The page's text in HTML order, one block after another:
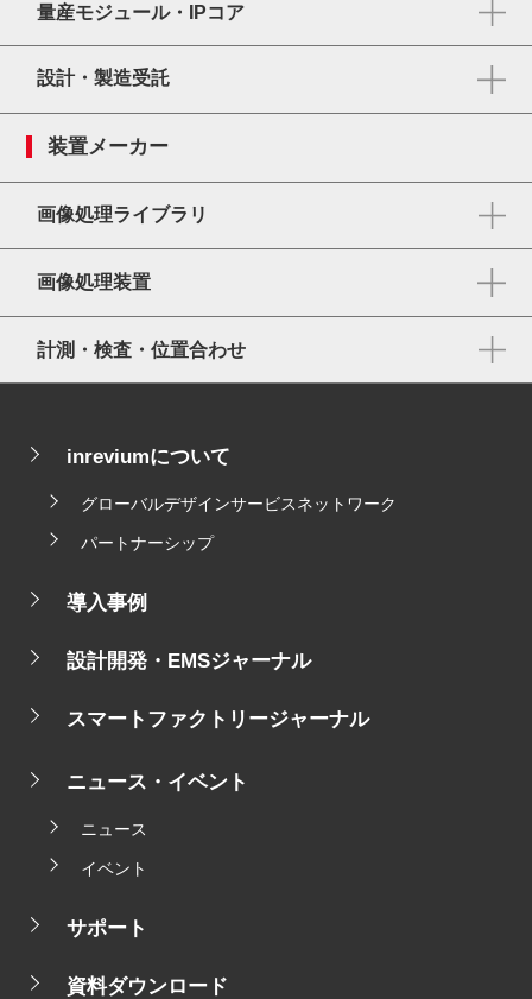
量産モジュール・IPコア
設計・製造受託
装置メーカー
画像処理ライブラリ
画像処理装置
計測・検査・位置合わせ
inreviumについて
グローバルデザインサービスネットワーク
パートナーシップ
導入事例
設計開発・EMSジャーナル
スマートファクトリージャーナル
ニュース・イベント
ニュース
イベント
サポート
資料ダウンロード